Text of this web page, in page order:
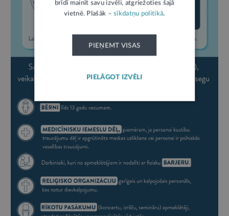
brīdī mainīt savu izvēli, atgriežoties šajā
vietnē. Plašāk –sīkdatņu politikā.
PIEŅEMT VISAS
PIELĀGOT IZVĒLI